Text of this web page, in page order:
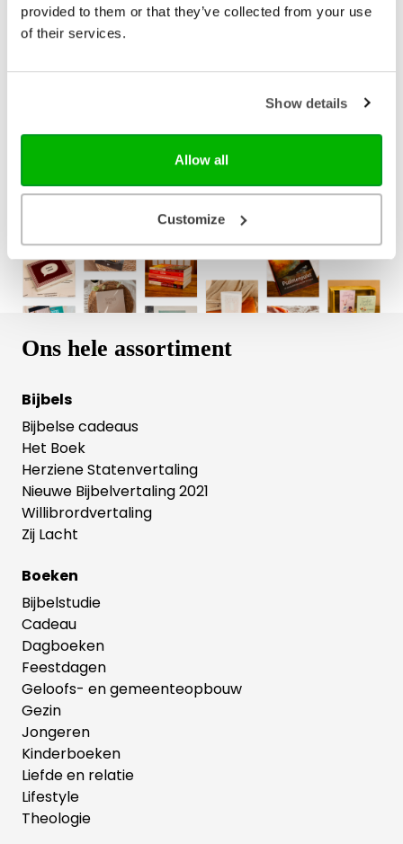
provided to them or that they’ve collected from your use
of their services.
Show details
Allow all
Customize
E-book
Gratis verzending vanaf € 20,-
Ons hele assortiment
Bijbels
Bijbelse cadeaus
Het Boek
Herziene Statenvertaling
Nieuwe Bijbelvertaling 2021
Willibrordvertaling
Zij Lacht
Boeken
Bijbelstudie
Cadeau
Dagboeken
Feestdagen
Geloofs- en gemeenteopbouw
Gezin
Jongeren
Kinderboeken
Liefde en relatie
Lifestyle
Theologie